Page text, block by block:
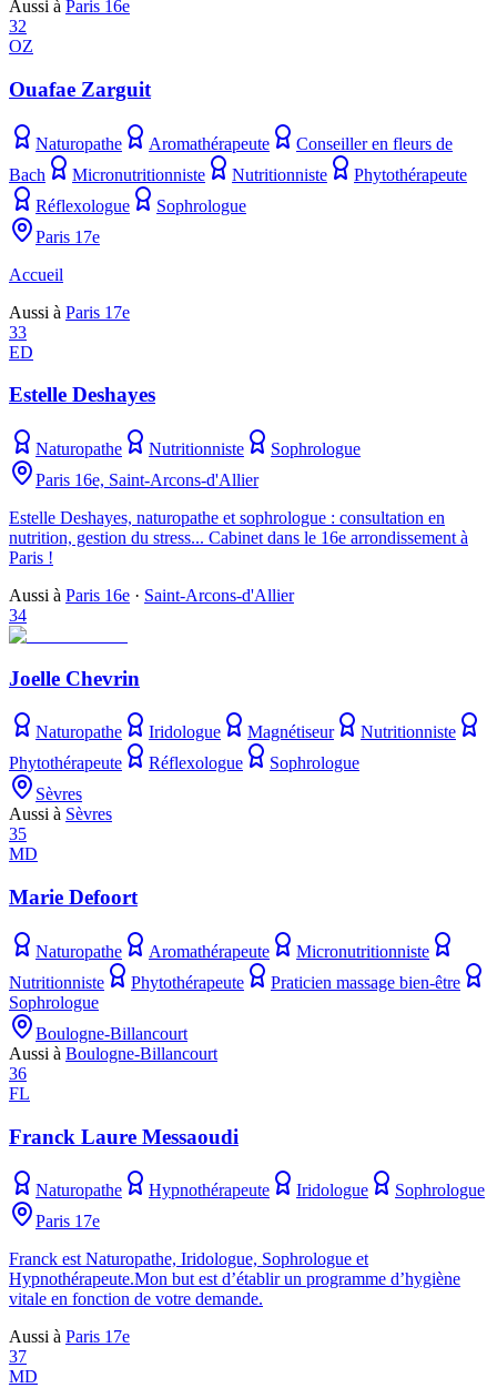
Aussi à Paris 16e
32
OZ
Ouafae Zarguit
Naturopathe Aromathérapeute
Conseiller en fleurs de
Bach
Micronutritionniste Nutritionniste
Phytothérapeute
Réflexologue
Sophrologue
Paris 17e
Accueil
Aussi à Paris 17e
33
ED
Estelle Deshayes
Naturopathe Nutritionniste
Sophrologue
Paris 16e, Saint-Arcons-d'Allier
Estelle Deshayes, naturopathe et sophrologue : consultation en
nutrition, gestion du stress... Cabinet dans le 16e arrondissement à
Paris !
Aussi à Paris 16e · Saint-Arcons-d'Allier
34
Joelle Chevrin
Naturopathe Iridologue Magnétiseur
Nutritionniste
Phytothérapeute
Réflexologue
Sophrologue
Sèvres
Aussi à Sèvres
35
MD
Marie Defoort
Naturopathe Aromathérapeute
Micronutritionniste
Nutritionniste
Phytothérapeute
Praticien massage bien-être
Sophrologue
Boulogne-Billancourt
Aussi à Boulogne-Billancourt
36
FL
Franck Laure Messaoudi
Naturopathe Hypnothérapeute Iridologue
Sophrologue
Paris 17e
Franck est Naturopathe, Iridologue, Sophrologue et
Hypnothérapeute.Mon but est d’établir un programme d’hygiène
vitale en fonction de votre demande.
Aussi à Paris 17e
37
MD